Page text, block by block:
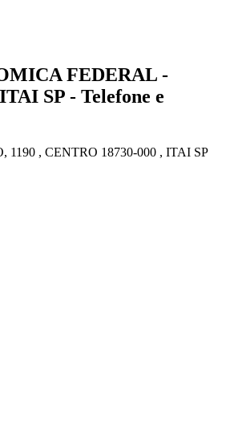
FEDERAL -
SP - Telefone e
, CENTRO 18730-000 , ITAI SP